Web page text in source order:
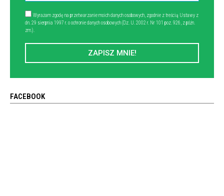
Wyrażam zgodę na przetwarzanie moich danych osobowych, zgodnie z treścią Ustawy z
dn. 29 sierpnia 1997 r. o ochronie danych osobowych (Dz. U. 2002 r. Nr 101 poz. 926, z późn.
zm.).
ZAPISZ MNIE!
FACEBOOK